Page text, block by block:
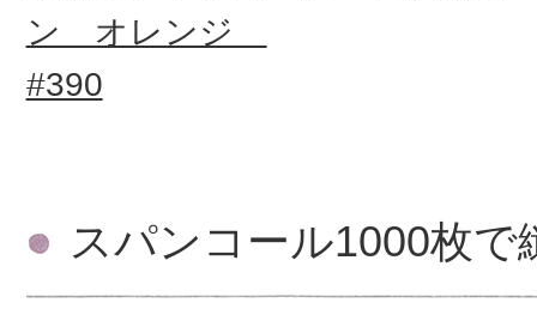
ン オレンジ
#390
スパンコール1000枚で